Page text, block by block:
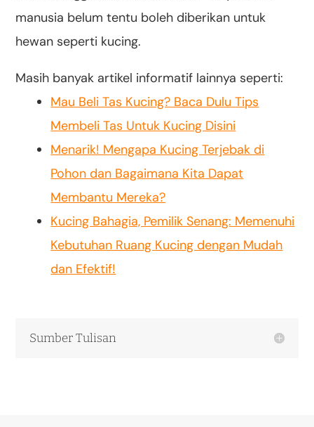
manusia belum tentu boleh diberikan untuk
hewan seperti kucing.
Masih banyak artikel informatif lainnya seperti:
Mau Beli Tas Kucing? Baca Dulu Tips
Membeli Tas Untuk Kucing Disini
Menarik! Mengapa Kucing Terjebak di
Pohon dan Bagaimana Kita Dapat
Membantu Mereka?
Kucing Bahagia, Pemilik Senang: Memenuhi
Kebutuhan Ruang Kucing dengan Mudah
dan Efektif!
Sumber Tulisan